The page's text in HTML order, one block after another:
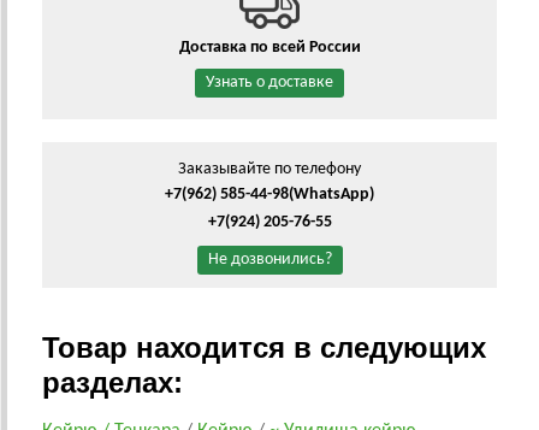
Доставка по всей России
Узнать о доставке
Заказывайте по телефону
+7(962) 585-44-98(WhatsApp)
+7(924) 205-76-55
Не дозвонились?
Товар находится в следующих
разделах: